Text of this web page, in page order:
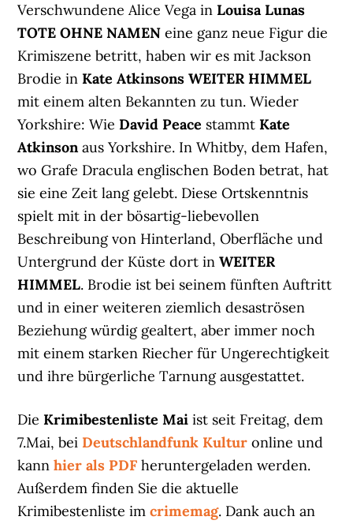
Verschwundene Alice Vega inLouisa Lunas
TOTE OHNE NAMEN eine ganz neue Figur die
Krimiszene betritt, haben wir es mit Jackson
Brodie inKate Atkinsons WEITER HIMMEL
mit einem alten Bekannten zu tun. Wieder
Yorkshire: WieDavid Peace stammtKate
Atkinsonaus Yorkshire. In Whitby, dem Hafen,
wo Grafe Dracula englischen Boden betrat, hat
sie eine Zeit lang gelebt. Diese Ortskenntnis
spielt mit in der bösartig-liebevollen
Beschreibung von Hinterland, Oberfläche und
Untergrund der Küste dort inWEITER
HIMMEL. Brodie ist bei seinem fünften Auftritt
und in einer weiteren ziemlich desaströsen
Beziehung würdig gealtert, aber immer noch
mit einem starken Riecher für Ungerechtigkeit
und ihre bürgerliche Tarnung ausgestattet.
DieKrimibestenliste Mai ist seit Freitag, dem
7.Mai, bei Deutschlandfunk Kultur online und
kannhier als PDF heruntergeladen werden.
Außerdem finden Sie die aktuelle
Krimibestenliste imcrimemag. Dank auch an